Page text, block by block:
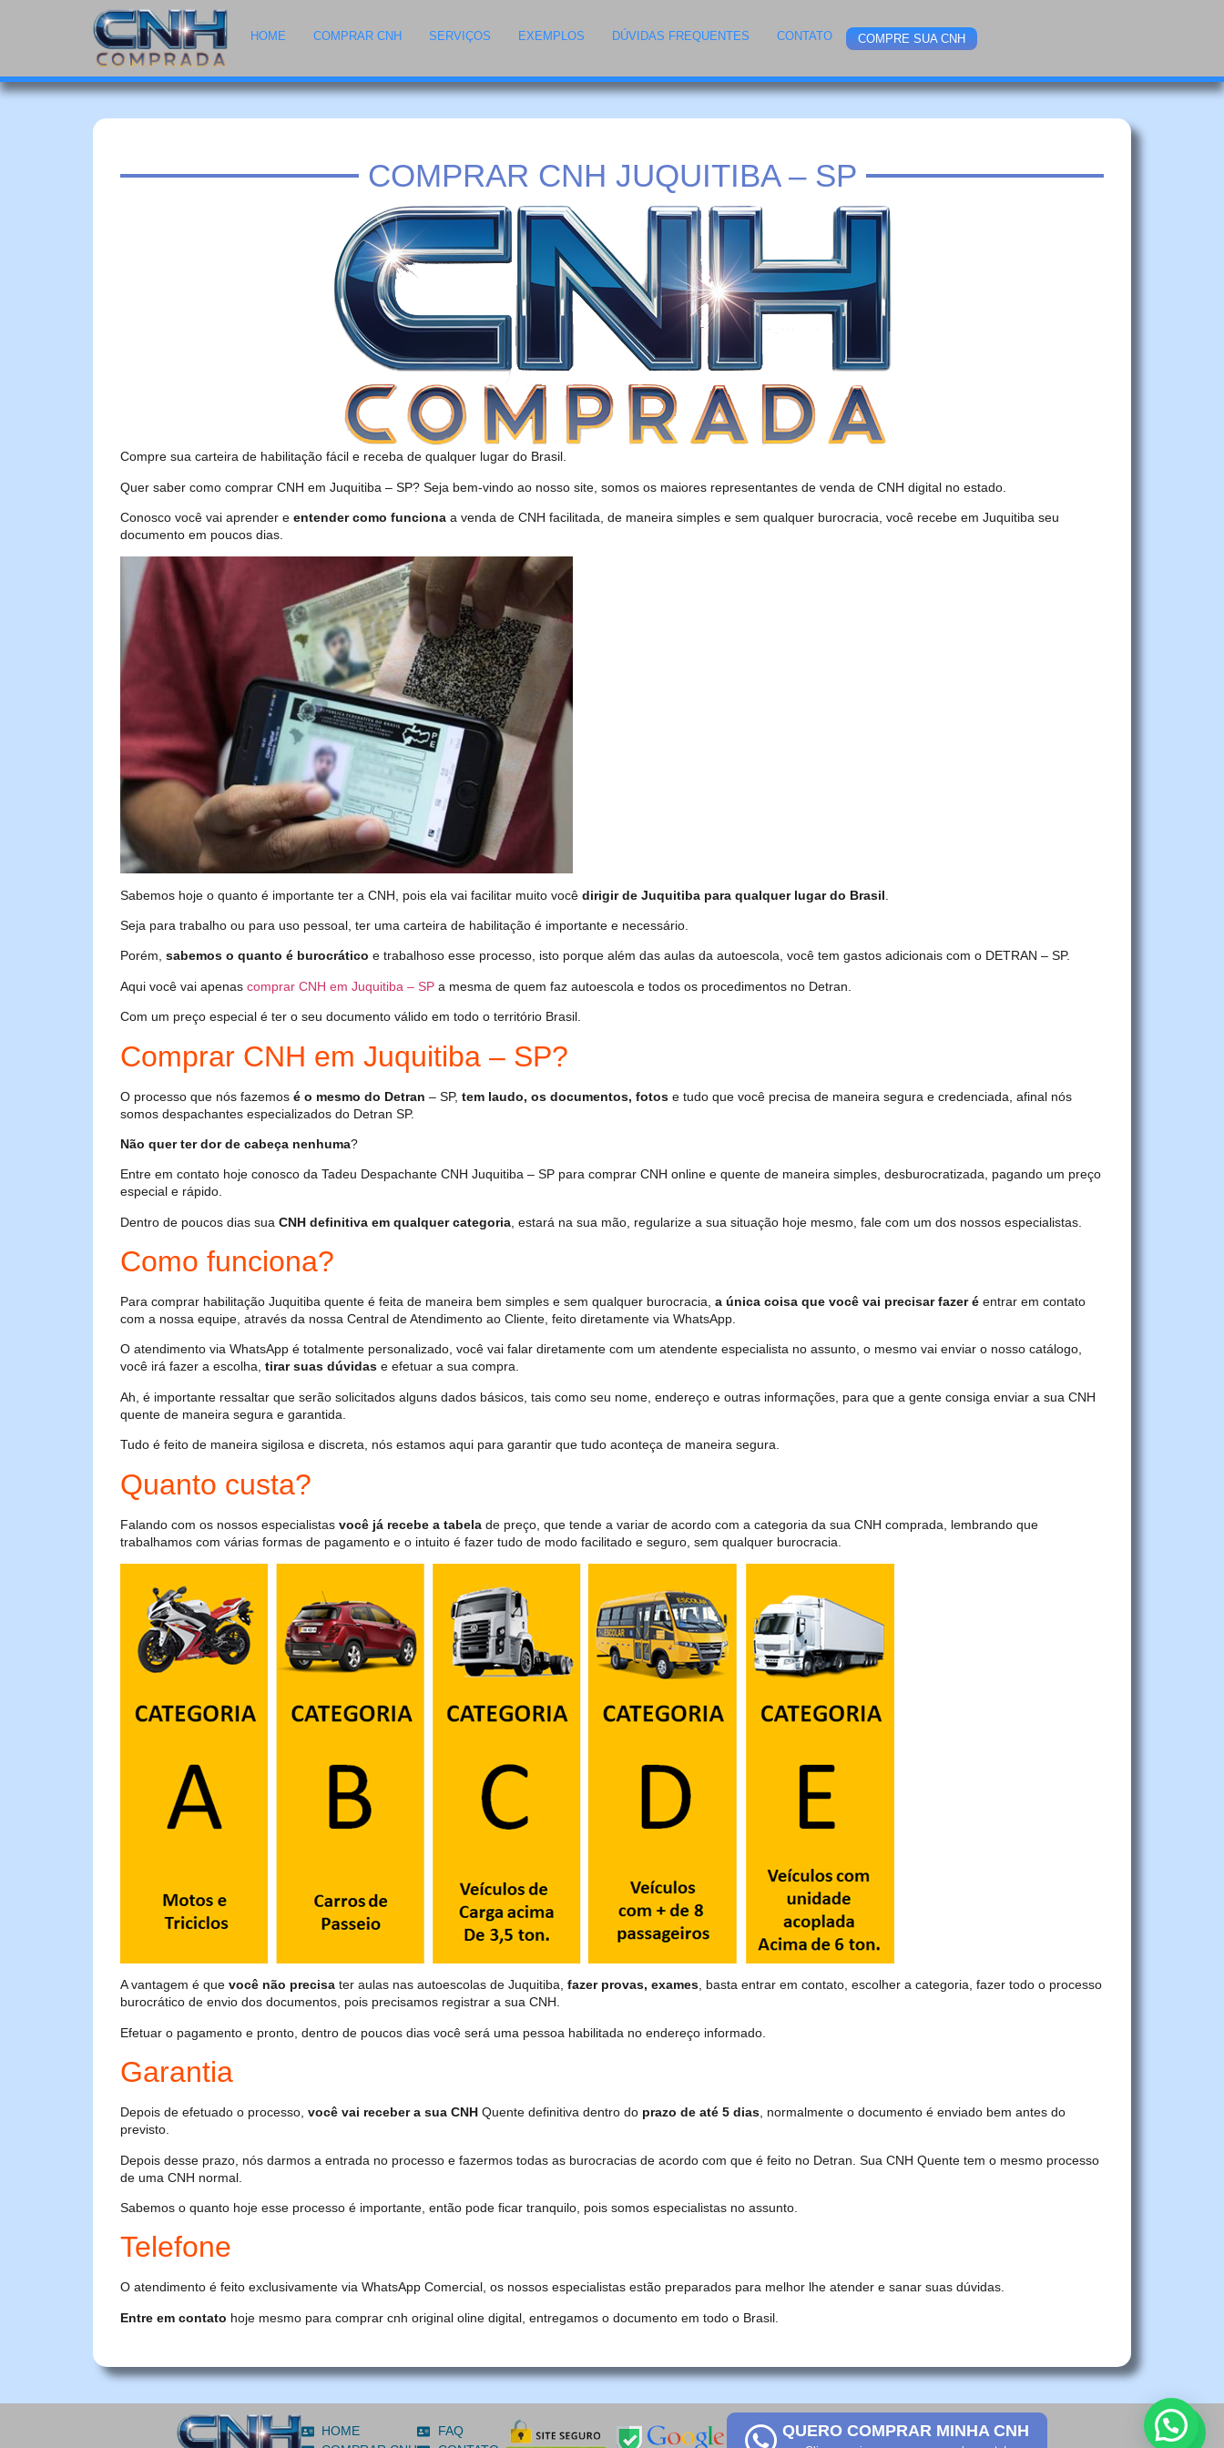
HOME COMPRAR CNH SERVIÇOS EXEMPLOS DÚVIDAS FREQUENTES CONTATO COMPRE SUA CNH
COMPRAR CNH JUQUITIBA – SP
Compre sua carteira de habilitação fácil e receba de qualquer lugar do Brasil.
Quer saber como comprar CNH em Juquitiba – SP? Seja bem-vindo ao nosso site, somos os maiores representantes de venda de CNH digital no estado.
Conosco você vai aprender e entender como funciona a venda de CNH facilitada, de maneira simples e sem qualquer burocracia, você recebe em Juquitiba seu
documento em poucos dias.
Sabemos hoje o quanto é importante ter a CNH, pois ela vai facilitar muito você dirigir de Juquitiba para qualquer lugar do Brasil
Seja para trabalho ou para uso pessoal, ter uma carteira de habilitação é importante e necessário.
Porém, sabemos o quanto é burocrático e trabalhoso esse processo, isto porque além das aulas da autoescola, você tem gastos adicionais com o DETRAN – SP.
Aqui você vai apenas comprar CNH em Juquitiba – SP a mesma de quem faz autoescola e todos os procedimentos no Detran.
Com um preço especial é ter o seu documento válido em todo o território Brasil.
Comprar CNH em Juquitiba – SP?
O processo que nós fazemos é o mesmo do Detran – SP, tem laudo, os documentos, fotos e tudo que você precisa de maneira segura e credenciada, afinal nós
somos despachantes especializados do Detran SP.
Não quer ter dor de cabeça nenhuma?
Entre em contato hoje conosco da Tadeu Despachante CNH Juquitiba – SP para comprar CNH online e quente de maneira simples, desburocratizada, pagando um preço
especial e rápido.
Dentro de poucos dias sua CNH definitiva em qualquer categoria , estará na sua mão, regularize a sua situação hoje mesmo, fale com um dos nossos especialistas.
Como funciona?
Para comprar habilitação Juquitiba quente é feita de maneira bem simples e sem qualquer burocracia, a única coisa que você vai precisar fazer é entrar em contato
com a nossa equipe, através da nossa Central de Atendimento ao Cliente, feito diretamente via WhatsApp.
O atendimento via WhatsApp é totalmente personalizado, você vai falar diretamente com um atendente especialista no assunto, o mesmo vai enviar o nosso catálogo,
você irá fazer a escolha, tirar suas dúvidas e efetuar a sua compra.
Ah, é importante ressaltar que serão solicitados alguns dados básicos, tais como seu nome, endereço e outras informações, para que a gente consiga enviar a sua CNH
quente de maneira segura e garantida.
Tudo é feito de maneira sigilosa e discreta, nós estamos aqui para garantir que tudo aconteça de maneira segura.
Quanto custa?
Falando com os nossos especialistas você já recebe a tabela de preço, que tende a variar de acordo com a categoria da sua CNH comprada, lembrando que
trabalhamos com várias formas de pagamento e o intuito é fazer tudo de modo facilitado e seguro, sem qualquer burocracia.
A vantagem é que você não precisa ter aulas nas autoescolas de Juquitiba, fazer provas, exames, basta entrar em contato, escolher a categoria, fazer todo o processo
burocrático de envio dos documentos, pois precisamos registrar a sua CNH.
Efetuar o pagamento e pronto, dentro de poucos dias você será uma pessoa habilitada no endereço informado.
Garantia
Depois de efetuado o processo, você vai receber a sua CNH Quente definitiva dentro do prazo de até 5 dias, normalmente o documento é enviado bem antes do
previsto.
Depois desse prazo, nós darmos a entrada no processo e fazermos todas as burocracias de acordo com que é feito no Detran. Sua CNH Quente tem o mesmo processo
de uma CNH normal.
Sabemos o quanto hoje esse processo é importante, então pode ficar tranquilo, pois somos especialistas no assunto.
Telefone
O atendimento é feito exclusivamente via WhatsApp Comercial, os nossos especialistas estão preparados para melhor lhe atender e sanar suas dúvidas.
Entre em contato hoje mesmo para comprar cnh original oline digital, entregamos o documento em todo o Brasil.
HOME
FAQ
QUERO COMPRAR MINHA CNH